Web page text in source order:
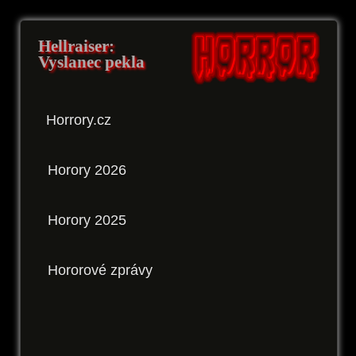
Hellraiser:
Vyslanec pekla
Horrory.cz
Horory 2026
Horory 2025
Hororové zprávy